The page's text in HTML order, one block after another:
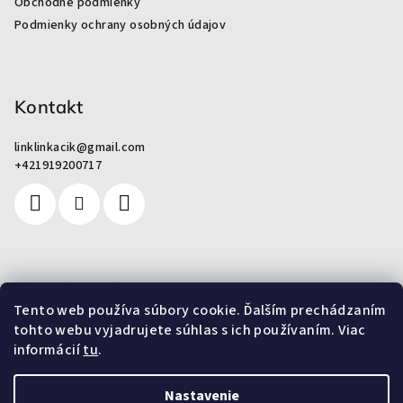
Tento web používa súbory cookie. Ďalším prechádzaním
tohto webu vyjadrujete súhlas s ich používaním. Viac
informáciítu.
Nastavenie
Podmienky ochrany osobných údajov
Kontakt
linklinkacik@gmail.com
+421919200717
Pre zákazníkov
Od odpadu k umeniu